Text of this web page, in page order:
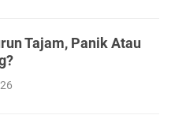
Tajam, Panik Atau